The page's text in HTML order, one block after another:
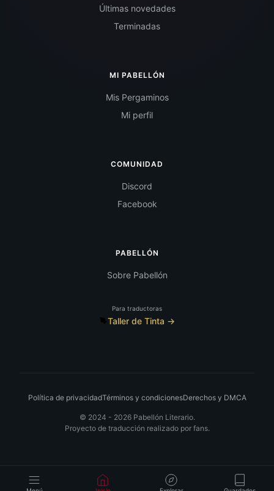
Últimas novedades
Terminadas
MI PABELLÓN
Mis Pergaminos
Mi perfil
COMUNIDAD
Discord
Facebook
PABELLÓN
Sobre Pabellón
Para traductoras
Taller de Tinta →
Política de privacidadTérminos y condicionesDerechos y DMCA
© 2024 - 2026Pabellón Literario.
Proyecto de traducción realizado por fans.